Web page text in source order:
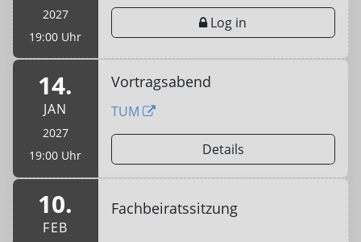
2027
19:00 Uhr
Log in
14.
JAN
2027
19:00 Uhr
Vortragsabend
TUM
Details
10.
FEB
Fachbeiratssitzung